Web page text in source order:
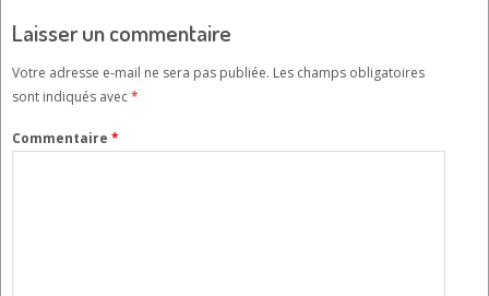
Laisser un commentaire
Votre adresse e-mail ne sera pas publiée. Les champs obligatoires
sont indiqués avec*
Commentaire *